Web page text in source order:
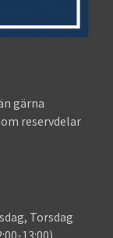
gärna
reservdelar
Torsdag
13:00)